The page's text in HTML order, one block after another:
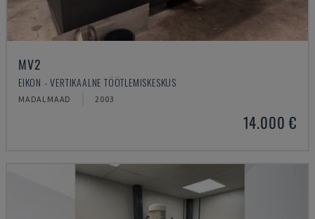
MV2
EIKON - VERTIKAALNE TÖÖTLEMISKESKUS
MADALMAAD 2003
14.000 €